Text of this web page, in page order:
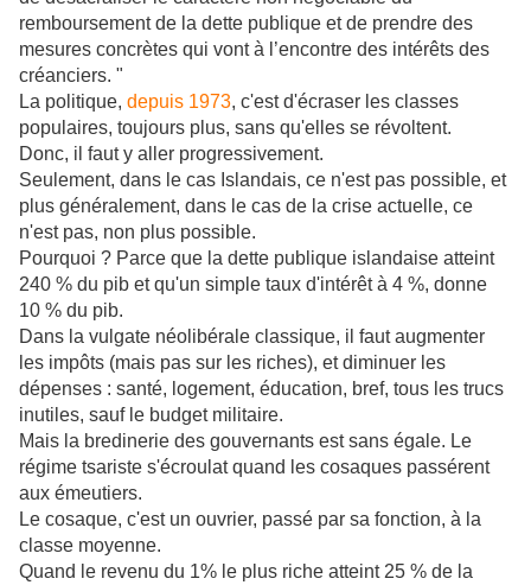
remboursement de la dette publique et de prendre des
mesures concrètes qui vont à l’encontre des intérêts des
créanciers. "
La politique, depuis 1973, c'est d'écraser les classes
populaires, toujours plus, sans qu'elles se révoltent.
Donc, il faut y aller progressivement.
Seulement, dans le cas Islandais, ce n'est pas possible, et
plus généralement, dans le cas de la crise actuelle, ce
n'est pas, non plus possible.
Pourquoi ? Parce que la dette publique islandaise atteint
240 % du pib et qu'un simple taux d'intérêt à 4 %, donne
10 % du pib.
Dans la vulgate néolibérale classique, il faut augmenter
les impôts (mais pas sur les riches), et diminuer les
dépenses : santé, logement, éducation, bref, tous les trucs
inutiles, sauf le budget militaire.
Mais la bredinerie des gouvernants est sans égale. Le
régime tsariste s'écroulat quand les cosaques passérent
aux émeutiers.
Le cosaque, c'est un ouvrier, passé par sa fonction, à la
classe moyenne.
Quand le revenu du 1% le plus riche atteint 25 % de la